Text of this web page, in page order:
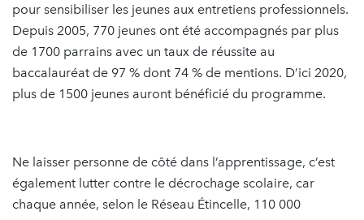
pour sensibiliser les jeunes aux entretiens professionnels.
Depuis 2005, 770 jeunes ont été accompagnés par plus
de 1700 parrains avec un taux de réussite au
baccalauréat de 97 % dont 74 % de mentions. D’ici 2020,
plus de 1500 jeunes auront bénéficié du programme.
Ne laisser personne de côté dans l’apprentissage, c’est
également lutter contre le décrochage scolaire, car
chaque année, selon le Réseau Étincelle, 110 000